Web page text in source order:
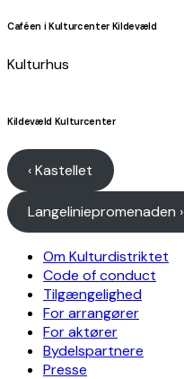
Caféen i Kulturcenter Kildevæld
Kulturhus
Kildevæld Kulturcenter
‹ Kastellet
Langeliniepromenaden ›
Om Kulturdistriktet
Code of conduct
Tilgængelighed
For arrangører
For aktører
Bydelspartnere
Presse